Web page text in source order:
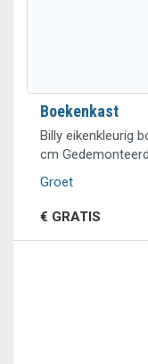
Boekenkast
Billy eikenkleurig
cm Gedemonteerd
Groet
€ GRATIS